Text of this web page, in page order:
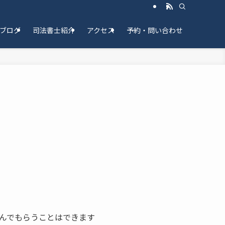
ブログ 司法書士紹介 アクセス 予約・問い合わせ
でもらうことはできます